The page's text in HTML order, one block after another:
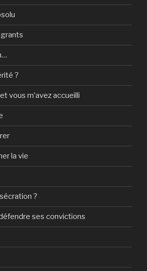
?
vous m’avez accueilli
la vie
?
ses convictions